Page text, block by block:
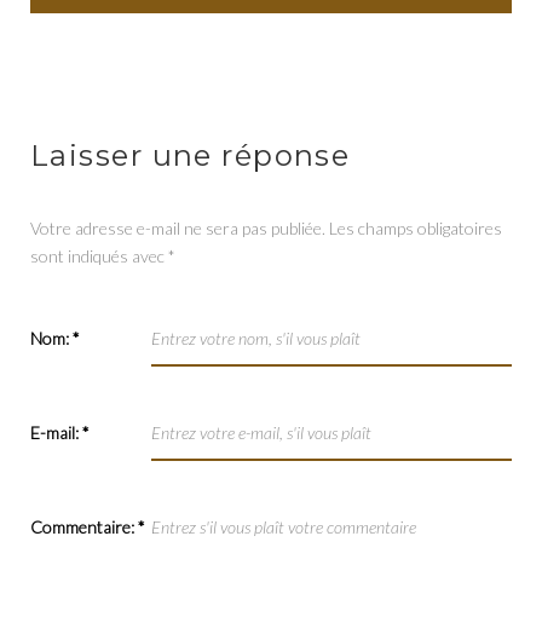
Laisser une réponse
Votre adresse e-mail ne sera pas publiée. Les champs obligatoires
sont indiqués avec *
Nom:*
E-mail:*
Commentaire:*